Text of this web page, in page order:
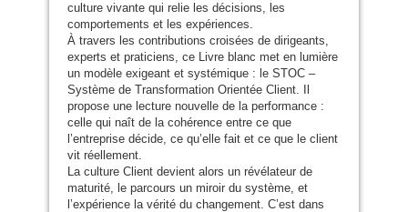
culture vivante qui relie les décisions, les
comportements et les expériences.
À travers les contributions croisées de dirigeants,
experts et praticiens, ce Livre blanc met en lumière
un modèle exigeant et systémique : le STOC –
Système de Transformation Orientée Client. Il
propose une lecture nouvelle de la performance :
celle qui naît de la cohérence entre ce que
l’entreprise décide, ce qu’elle fait et ce que le client
vit réellement.
La culture Client devient alors un révélateur de
maturité, le parcours un miroir du système, et
l’expérience la vérité du changement. C’est dans